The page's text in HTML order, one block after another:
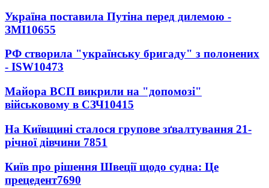
Україна поставила Путіна перед дилемою -
ЗМІ10655
РФ створила "українську бригаду" з полонених
- ISW10473
Майора ВСП викрили на "допомозі"
військовому в СЗЧ10415
На Київщині сталося групове зґвалтування 21-
річної дівчини 7851
Київ про рішення Швеції щодо судна: Це
прецедент7690